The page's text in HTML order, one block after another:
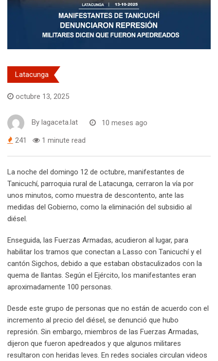
Latacunga
octubre 13, 2025
By lagaceta.lat 10 meses ago
241 1 minute read
La noche del domingo 12 de octubre, manifestantes de
Tanicuchí, parroquia rural de Latacunga, cerraron la vía por
unos minutos, como muestra de descontento, ante las
medidas del Gobierno, como la eliminación del subsidio al
diésel.
Enseguida, las Fuerzas Armadas, acudieron al lugar, para
habilitar los tramos que conectan a Lasso con Tanicuchí y el
cantón Sigchos, debido a que estaban obstaculizados con la
quema de llantas. Según el Ejército, los manifestantes eran
aproximadamente 100 personas.
Desde este grupo de personas que no están de acuerdo con el
incremento al precio del diésel, se denunció que hubo
represión. Sin embargo, miembros de las Fuerzas Armadas,
dijeron que fueron apedreados y que algunos militares
resultaron con heridas leves. En redes sociales circulan videos